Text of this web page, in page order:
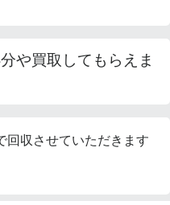
や買取してもらえま
回収させていただきます